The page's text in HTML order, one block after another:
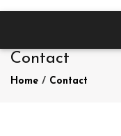
Contact
Home / Contact